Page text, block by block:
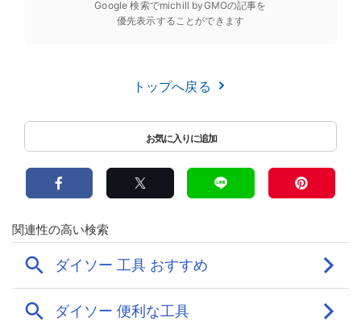
Google 検索でmichill byGMOの記事を
優先表示することができます
トップへ戻る